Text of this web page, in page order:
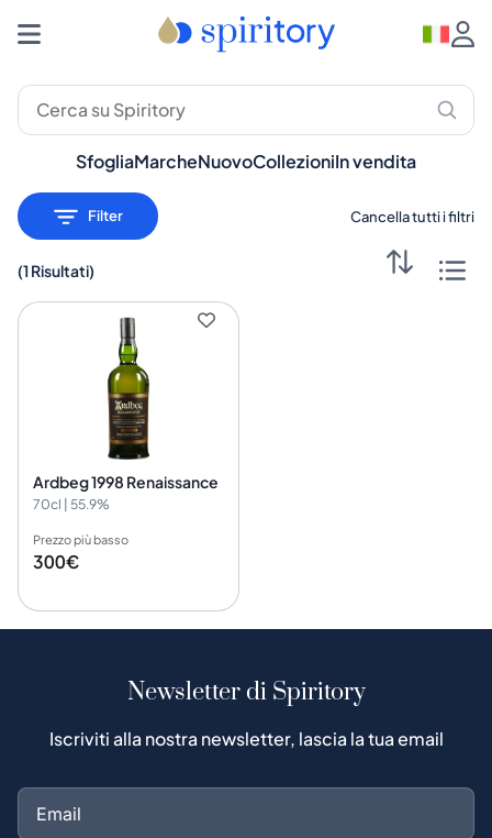
SfogliaMarcheNuovoCollezioniIn vendita
Filter Cancella tutti i filtri
(1 Risultati)
Ardbeg 1998 Renaissance
70cl | 55.9%
Prezzo più basso
300€
Newsletter di Spiritory
Iscriviti alla nostra newsletter, lascia la tua email
Distillati Premium: Whisky, Rum, Gin – Spiritory